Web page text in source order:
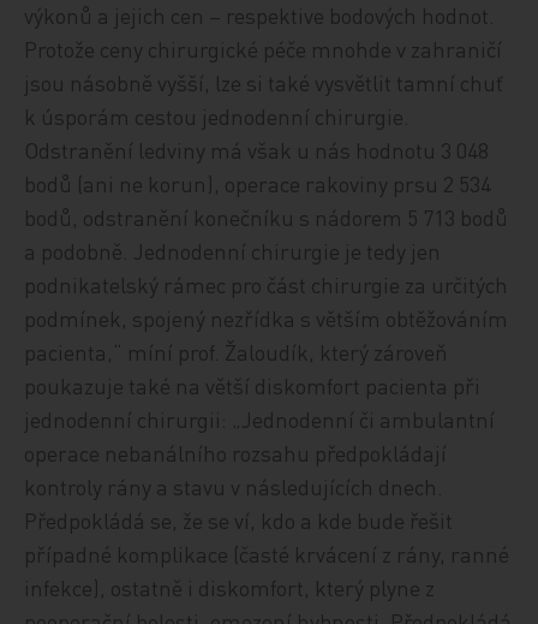
výkonů a jejich cen – respektive bodových hodnot.
Protože ceny chirurgické péče mnohde v zahraničí
jsou násobně vyšší, lze si také vysvětlit tamní chuť
k úsporám cestou jednodenní chirurgie.
Odstranění ledviny má však u nás hodnotu 3 048
bodů (ani ne korun), operace rakoviny prsu 2 534
bodů, odstranění konečníku s nádorem 5 713 bodů
a podobně. Jednodenní chirurgie je tedy jen
podnikatelský rámec pro část chirurgie za určitých
podmínek, spojený nezřídka s větším obtěžováním
pacienta,“ míní prof. Žaloudík, který zároveň
poukazuje také na větší diskomfort pacienta při
jednodenní chirurgii: „Jednodenní či ambulantní
operace nebanálního rozsahu předpokládají
kontroly rány a stavu v následujících dnech.
Předpokládá se, že se ví, kdo a kde bude řešit
případné komplikace (časté krvácení z rány, ranné
infekce), ostatně i diskomfort, který plyne z